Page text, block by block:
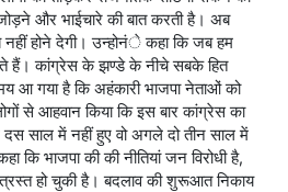
और भाईचारे की बात करती है। अब
नहीं होने देगी। उन्होनंे कहा कि जब हम
हैं। कांग्रेस के झण्डे के नीचे सबके हित
आ गया है कि अहंकारी भाजपा नेताओं को
से आहवान किया कि इस बार कांग्रेस का
दस साल में नहीं हुए वो अगले दो तीन साल में
कि भाजपा की की नीतियां जन विरोधी है,
हो चुकी है। बदलाव की शुरूआत निकाय